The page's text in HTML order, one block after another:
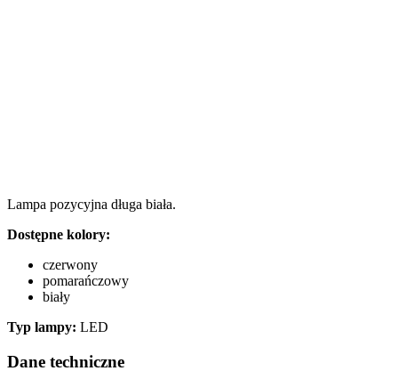
Lampa pozycyjna długa biała.
Dostępne kolory:
czerwony
pomarańczowy
biały
Typ lampy: LED
Dane techniczne